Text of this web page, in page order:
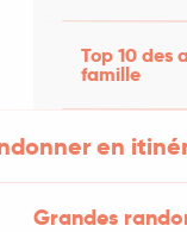
Top 10 des
famille
en
Grandes
: "Trois
grand
46100